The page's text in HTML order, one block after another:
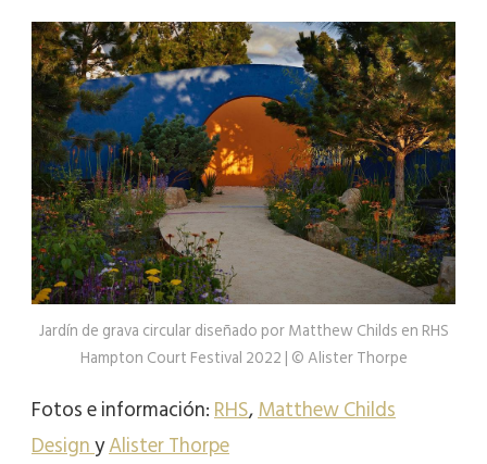
Jardín de grava circular diseñado por Matthew Childs en RHS
Hampton Court Festival 2022 | © Alister Thorpe
Fotos e información:RHS,Matthew Childs
DesignyAlister Thorpe